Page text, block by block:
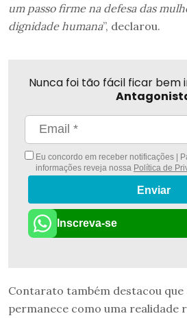
um passo firme na defesa das
dignidade humana”, declarou.
Nunca foi tão fácil ficar bem
Eu concordo em receber notificações |
informações reveja nossa Política de
Enviar
Inscreva-se
Contarato também destacou que
permanece como uma realidade